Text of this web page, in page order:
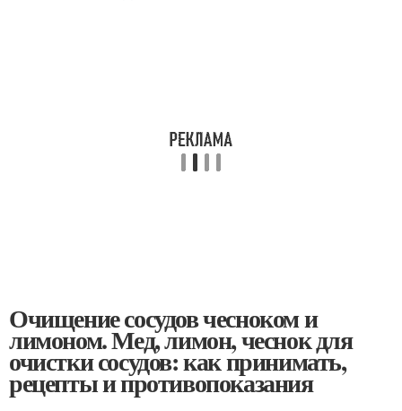
Очищение сосудов чесноком и
лимоном. Мед, лимон, чеснок для
очистки сосудов: как принимать,
рецепты и противопоказания